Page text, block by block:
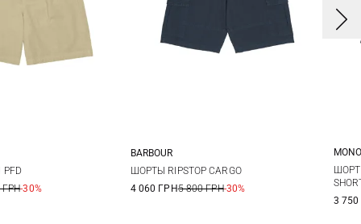
ГРН-30%
S M
BARBOUR
ШОРТЫ RIPSTOP CARGO
4 060 ГРН5 800 ГРН-30%
S
3